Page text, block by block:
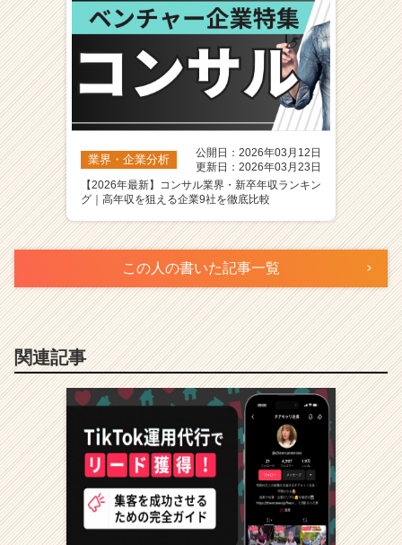
業界・企業分析
公開日：2026年03月12日
更新日：2026年03月23日
【2026年最新】コンサル業界・新卒年収ランキン
グ｜高年収を狙える企業9社を徹底比較
この人の書いた記事一覧
関連記事